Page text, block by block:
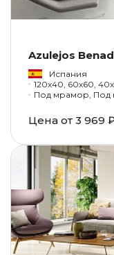
Azulejos
Испания
120x40, 60x60,
Под мрамор, Под
Цена от 3 969